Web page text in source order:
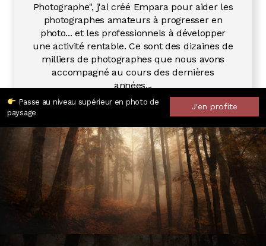
Passe au niveau supérieur en photo de
paysage
J'en profite
Photographe", j'ai créé Empara pour aider les
photographes amateurs à progresser en
photo... et les professionnels à développer
une activité rentable. Ce sont des dizaines de
milliers de photographes que nous avons
accompagné au cours des dernières
années...